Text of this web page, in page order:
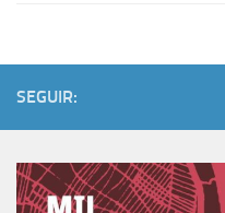
SEGUIR: